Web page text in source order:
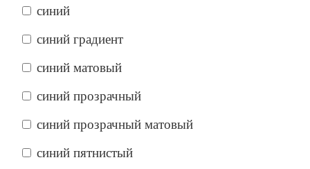
синий
синий градиент
синий матовый
синий прозрачный
синий прозрачный матовый
синий пятнистый